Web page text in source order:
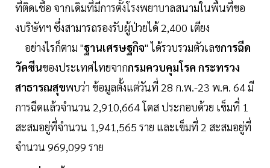
ที่ติดเชื้อ จากเดิมที่มีการตั้งโรงพยาบาลสนามในพื้นที่ขอ
งบริษัทฯ ซึ่งสามารถรองรับผู้ป่วยได้ 2,400 เตียง
อย่างไรก็ตาม "ฐานเศรษฐกิจ" ได้รวบรวมตัวเลขการฉีด
วัคซีนของประเทศไทยจากกรมควบคุมโรค กระทรวง
สาธารณสุขพบว่า ข้อมูลตั้งแต่วันที่ 28 ก.พ.-23 พ.ค. 64 มี
การฉีดแล้วจำนวน 2,910,664 โดส ประกอบด้วย เข็มที่ 1
สะสมอยู่ที่จำนวน 1,941,565 ราย และเข็มที่ 2 สะสมอยู่ที่
จำนวน 969,099 ราย